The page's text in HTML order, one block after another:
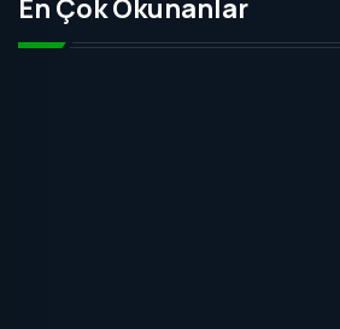
En Çok Okunanlar